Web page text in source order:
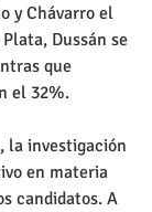
y Chávarro el
Dussán se
que
el 32%.
la investigación
en materia
candidatos. A